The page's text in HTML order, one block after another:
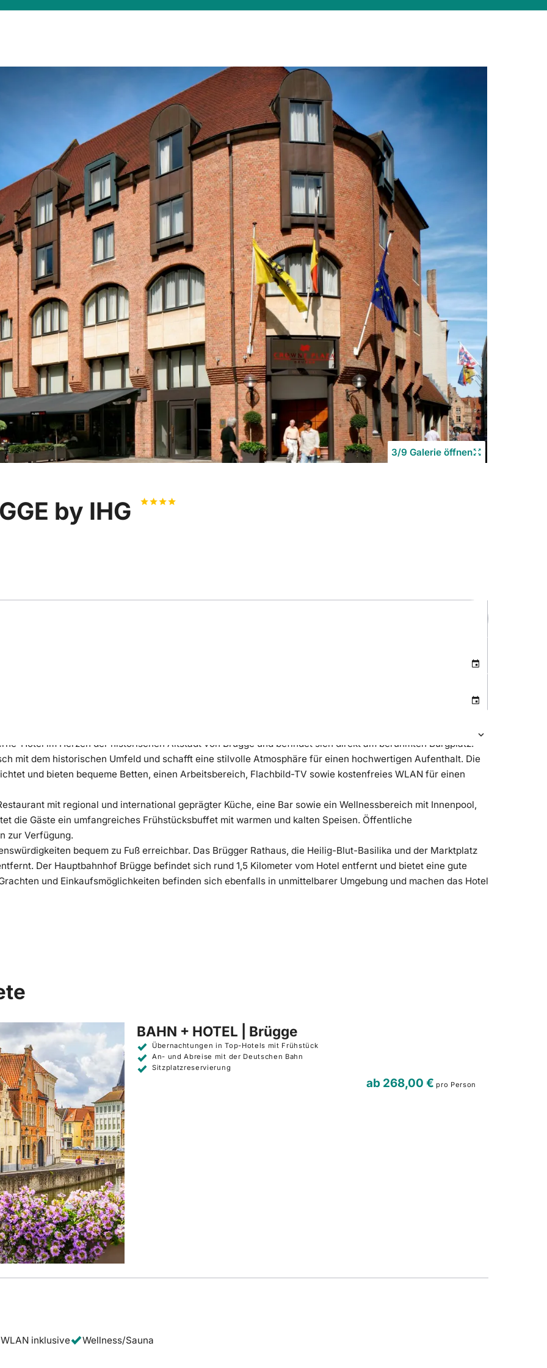
Was suchen Sie?
Suchen
3/9 Galerie öffnen
by IHG
Hotel im Herzen der historischen Altstadt von Brügge und befindet sich direkt am berühmten Burgplatz.
mit dem historischen Umfeld und schafft eine stilvolle Atmosphäre für einen hochwertigen Aufenthalt. Die
und bieten bequeme Betten, einen Arbeitsbereich, Flachbild-TV sowie kostenfreies WLAN für einen
mit regional und international geprägter Küche, eine Bar sowie ein Wellnessbereich mit Innenpool,
die Gäste ein umfangreiches Frühstücksbuffet mit warmen und kalten Speisen. Öffentliche
zur Verfügung.
bequem zu Fuß erreichbar. Das Brügger Rathaus, die Heilig-Blut-Basilika und der Marktplatz
Der Hauptbahnhof Brügge befindet sich rund 1,5 Kilometer vom Hotel entfernt und bietet eine gute
und Einkaufsmöglichkeiten befinden sich ebenfalls in unmittelbarer Umgebung und machen das Hotel
BAHN + HOTEL | Brügge
Übernachtungen in Top-Hotels mit Frühstück
An- und Abreise mit der Deutschen Bahn
Sitzplatzreservierung
ab 268,00 € pro Person
WLAN inklusive Wellness/Sauna